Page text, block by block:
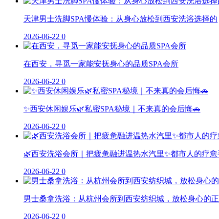
天津男士洗脚SPA慢体验：从身心放松到西安洗浴选择的
2026-06-22 0
在西安，寻觅一家能安抚身心的品质SPA会所
2026-06-22 0
✨西安休闲娱乐🌿私密SPA秘境｜不来真的会后悔🚗
2026-06-22 0
🌿西安洗浴会所｜把疲惫融进温热水汽里✨都市人的疗愈
2026-06-22 0
男士桑拿洗浴：从杭州会所到西安纺织城，放松身心的
2026-06-22 0